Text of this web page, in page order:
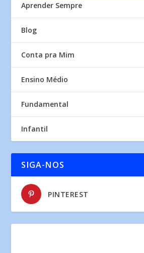
Aprender Sempre
Blog
Conta pra Mim
Ensino Médio
Fundamental
Infantil
SIGA-NOS
PINTEREST